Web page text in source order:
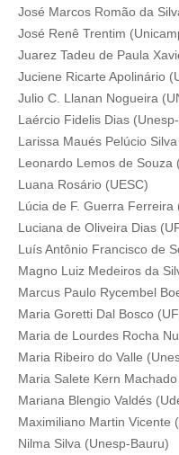
José Marcos Romão da
José Renê Trentim
Juarez Tadeu de Paula
Juciene Ricarte Apolinário
Julio C. Llanan Nogueira
Laércio Fidelis Dias
Larissa Maués Pelúcio
Leonardo Lemos de Souza
Luana Rosário (UESC)
Lúcia de F. Guerra Ferreira
Luciana de Oliveira Dias
Luís Antônio Francisco de
Magno Luiz Medeiros da
Marcus Paulo Rycembel
Maria Goretti Dal Bosco
Maria de Lourdes Rocha
Maria Ribeiro do Valle
Maria Salete Kern
Mariana Blengio Valdés
Maximiliano Martin Vicente
Nilma Silva (Unesp-Bauru)